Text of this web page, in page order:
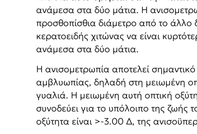
ανάμεσα στα δύο μάτια. Η
προσθοπίσθια διάμετρο από το
κερατοειδής χιτώνας να είναι
ανάμεσα στα δύο μάτια.
Η ανισομετρωπία αποτελεί
αμβλυωπίας, δηλαδή στη μειωμένη
γυαλιά. Η μειωμένη αυτή οπτική
συνοδεύει για το υπόλοιπο της
οξύτητα είναι >-3.00 Δ, της